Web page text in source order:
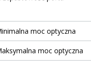
moc optyczna
moc optyczna